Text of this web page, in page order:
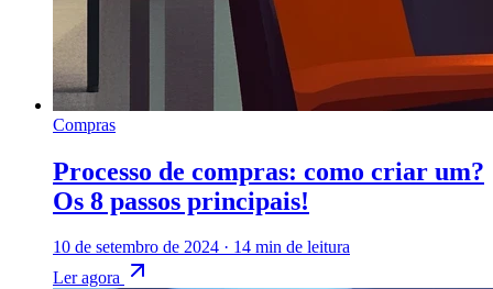
Compras
Processo de compras: como criar um?
Os 8 passos principais!
10 de setembro de 2024 · 14 min de leitura
Ler agora